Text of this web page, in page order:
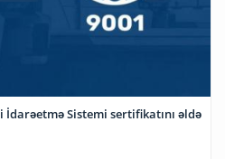
İdarəetmə Sistemi sertifikatını əldə